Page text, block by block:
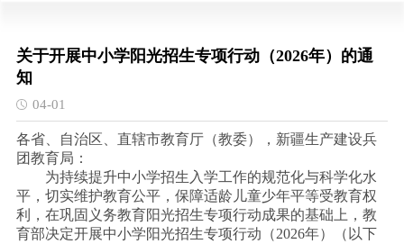
关于开展中小学阳光招生专项行动（2026年）的通
知
04-01
各省、自治区、直辖市教育厅（教委），新疆生产建设兵
团教育局：
为持续提升中小学招生入学工作的规范化与科学化水
平，切实维护教育公平，保障适龄儿童少年平等受教育权
利，在巩固义务教育阳光招生专项行动成果的基础上，教
育部决定开展中小学阳光招生专项行动（2026年）（以下